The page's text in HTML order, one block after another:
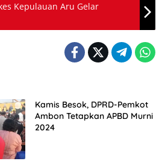
Kepulauan Aru Gelar
Kamis Besok, DPRD-Pemkot
Ambon Tetapkan APBD Murni
2024